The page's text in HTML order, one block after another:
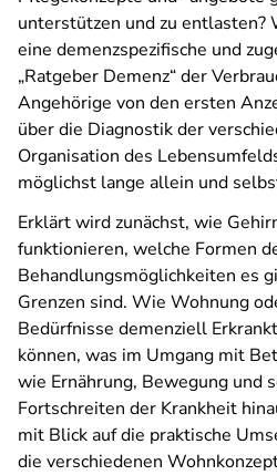
unterstützen und zu entlasten?
eine demenzspezifische und
„Ratgeber Demenz“ der
Angehörige von den ersten
über die Diagnostik der
Organisation des
möglichst lange allein und
Erklärt wird zunächst, wie
funktionieren, welche Formen
Behandlungsmöglichkeiten es
Grenzen sind. Wie Wohnung
Bedürfnisse demenziell
können, was im Umgang mit
wie Ernährung, Bewegung und
Fortschreiten der Krankheit
mit Blick auf die praktische
die verschiedenen